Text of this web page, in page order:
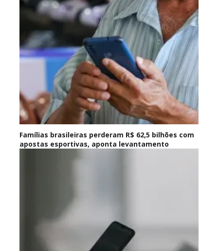
Famílias brasileiras perderam R$ 62,5 bilhões com
apostas esportivas, aponta levantamento